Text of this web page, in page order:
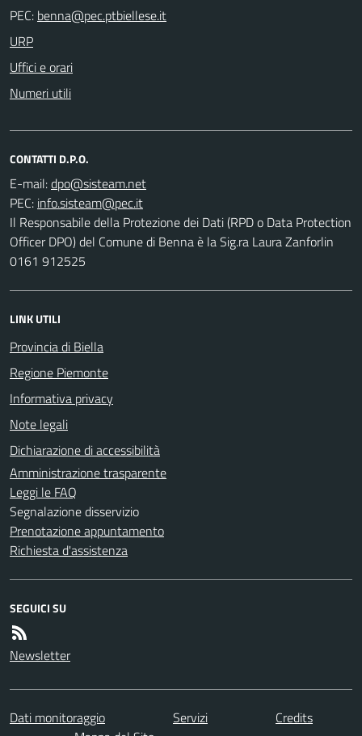
PEC:
URP
Uffici e orari
Numeri utili
CONTATTI D.P.O.
E-mail:
PEC:
Il Responsabile della Protezione dei Dati (RPD o Data Protection
Officer DPO) del Comune di Benna è la Sig.ra Laura Zanforlin
0161 912525
LINK UTILI
Provincia di Biella
Regione Piemonte
Informativa privacy
Note legali
Dichiarazione di accessibilità
Amministrazione trasparente
Leggi le FAQ
Segnalazione disservizio
Prenotazione appuntamento
Richiesta d'assistenza
SEGUICI SU
Newsletter
Dati monitoraggio Servizi
Credits